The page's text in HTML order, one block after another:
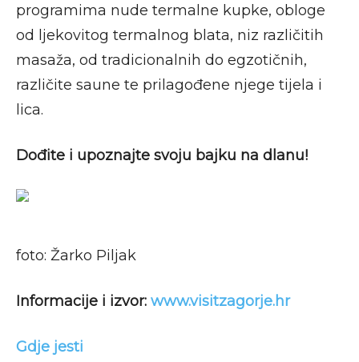
programima nude termalne kupke, obloge
od ljekovitog termalnog blata, niz različitih
masaža, od tradicionalnih do egzotičnih,
različite saune te prilagođene njege tijela i
lica.
Dođite i upoznajte svoju bajku na dlanu!
foto: Žarko Piljak
Informacije i izvor: www.visitzagorje.hr
Gdje jesti